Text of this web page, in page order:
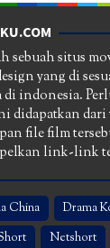
sebuah situs
yang di
di indonesia.
didapatkan
file film
link-link
China Drama
Netshort